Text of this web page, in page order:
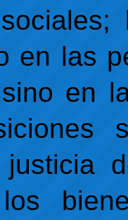
en las
en
justicia